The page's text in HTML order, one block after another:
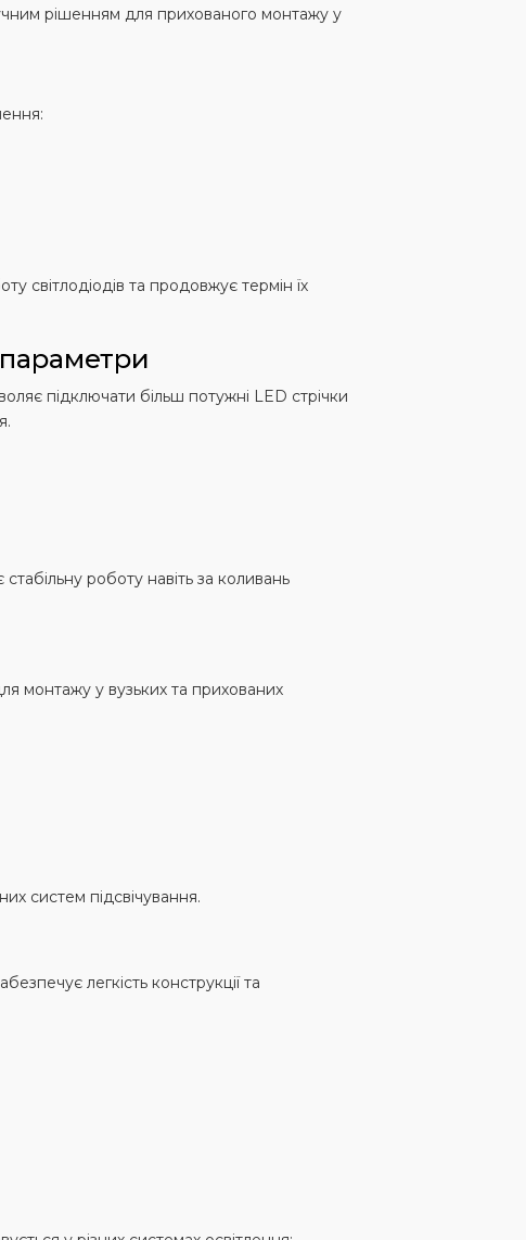
рішенням для прихованого монтажу у
світлодіодів та продовжує термін їх
підключати більш потужні LED стрічки
роботу навіть за коливань
монтажу у вузьких та прихованих
систем підсвічування.
легкість конструкції та